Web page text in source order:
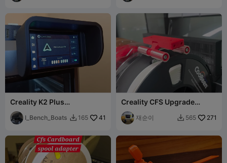
Creality K2 Plus
Blendschutz und
Displayblende
I_Bench_Boats  165 41
Creality CFS Upgrade
Spulenspanner Druck
재순이  565 271